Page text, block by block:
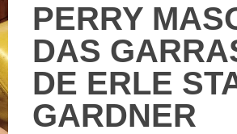
PERRY
DAS
DE ERLE
GARDNER